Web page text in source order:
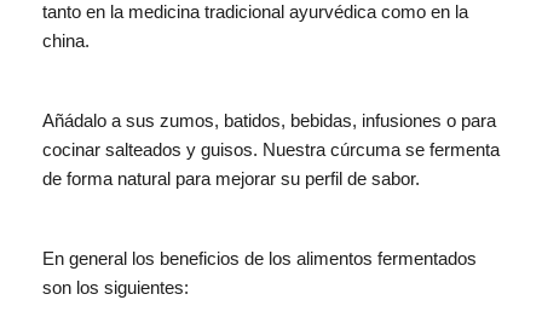
tanto en la medicina tradicional ayurvédica como en la
china.
Añádalo a sus zumos, batidos, bebidas, infusiones o para
cocinar salteados y guisos. Nuestra cúrcuma se fermenta
de forma natural para mejorar su perfil de sabor.
En general los beneficios de los alimentos fermentados
son los siguientes: